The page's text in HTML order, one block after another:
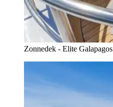
Zonnedek - Elite Galapagos